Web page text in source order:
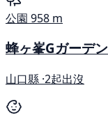
公園 958 m
蜂ヶ峯Gガーデン
山口縣 ·2起出沒